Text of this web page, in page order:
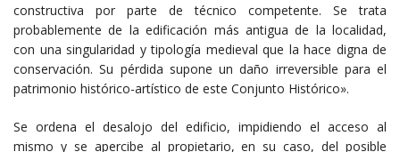
constructiva por parte de técnico competente. Se trata
probablemente de la edificación más antigua de la localidad,
con una singularidad y tipología medieval que la hace digna de
conservación. Su pérdida supone un daño irreversible para el
patrimonio histórico-artístico de este Conjunto Histórico».
Se ordena el desalojo del edificio, impidiendo el acceso al
mismo y se apercibe al propietario, en su caso, del posible